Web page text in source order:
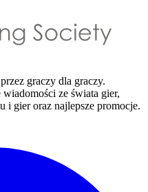
graczy dla graczy.
ze świata gier,
i gier oraz najlepsze promocje.